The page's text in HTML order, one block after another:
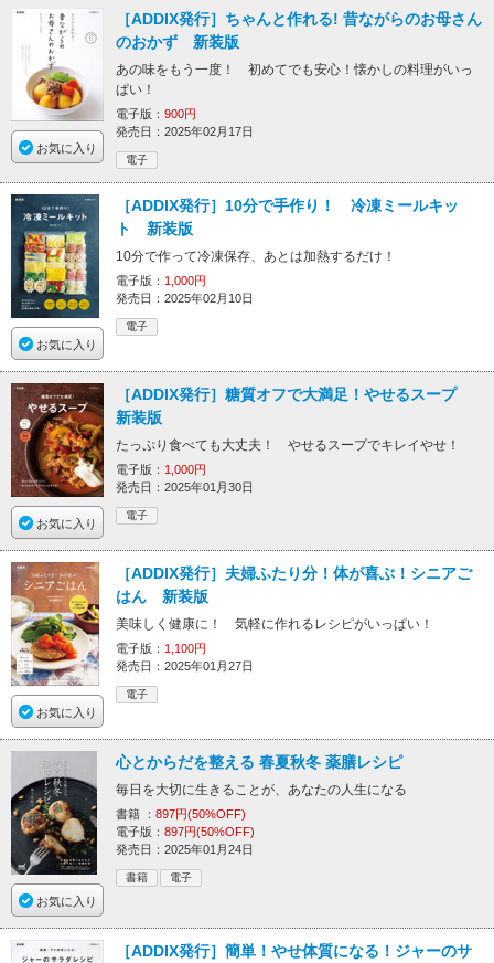
お気に入り
［ADDIX発行］ちゃんと作れる! 昔ながらのお母さん
のおかず 新装版
あの味をもう一度！ 初めてでも安心！懐かしの料理がいっ
ぱい！
電子版： 900円
発売日：2025年02月17日
電子
お気に入り
［ADDIX発行］10分で手作り！ 冷凍ミールキッ
ト 新装版
10分で作って冷凍保存、あとは加熱するだけ！
電子版： 1,000円
発売日：2025年02月10日
電子
お気に入り
［ADDIX発行］糖質オフで大満足！やせるスープ
新装版
たっぷり食べても大丈夫！ やせるスープでキレイやせ！
電子版： 1,000円
発売日：2025年01月30日
電子
お気に入り
［ADDIX発行］夫婦ふたり分！体が喜ぶ！シニアご
はん 新装版
美味しく健康に！ 気軽に作れるレシピがいっぱい！
電子版： 1,100円
発売日：2025年01月27日
電子
お気に入り
心とからだを整える 春夏秋冬 薬膳レシピ
毎日を大切に生きることが、あなたの人生になる
書籍 ： 897円(50%OFF)
電子版： 897円(50%OFF)
発売日：2025年01月24日
書籍 電子
［ADDIX発行］簡単！やせ体質になる！ジャーのサ